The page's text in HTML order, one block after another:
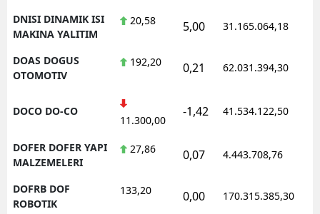
DNISI DINAMIK ISI
MAKINA YALITIM
20,58 5,00 31.165.064,18
DOAS DOGUS
OTOMOTIV
192,20 0,21 62.031.394,30
DOCO DO-CO
11.300,00
-1,42 41.534.122,50
DOFER DOFER YAPI
MALZEMELERI
27,86 0,07 4.443.708,76
DOFRB DOF
ROBOTIK
133,20 0,00 170.315.385,30